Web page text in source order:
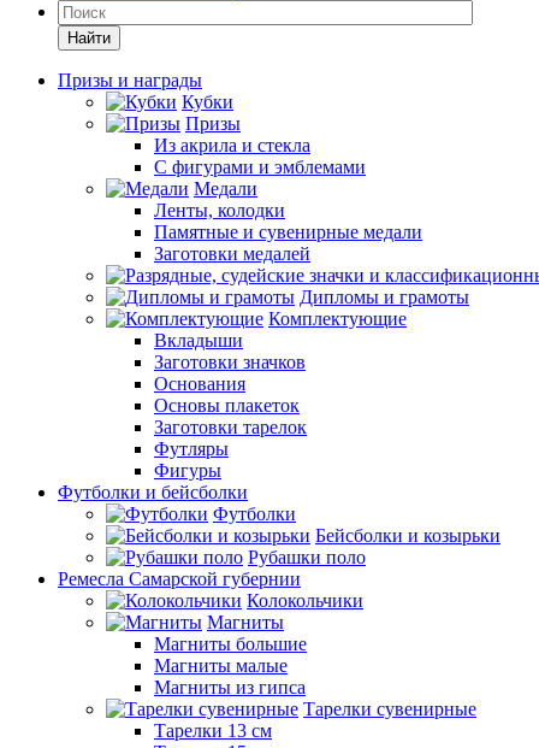
Найти
Призы и награды
Кубки
Призы
Из акрила и стекла
С фигурами и эмблемами
Медали
Ленты, колодки
Памятные и сувенирные медали
Заготовки медалей
Дипломы и грамоты
Комплектующие
Вкладыши
Заготовки значков
Основания
Основы плакеток
Заготовки тарелок
Футляры
Фигуры
Футболки и бейсболки
Футболки
Бейсболки и козырьки
Рубашки поло
Ремесла Самарской губернии
Колокольчики
Магниты
Магниты большие
Магниты малые
Магниты из гипса
Тарелки сувенирные
Тарелки 13 см